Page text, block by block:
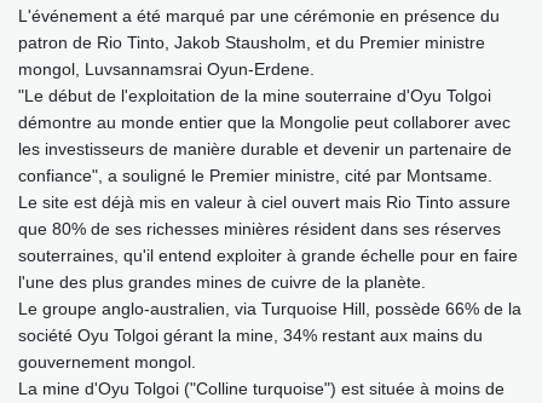
L'événement a été marqué par une cérémonie en présence du
patron de Rio Tinto, Jakob Stausholm, et du Premier ministre
mongol, Luvsannamsrai Oyun-Erdene.
"Le début de l'exploitation de la mine souterraine d'Oyu Tolgoi
démontre au monde entier que la Mongolie peut collaborer avec
les investisseurs de manière durable et devenir un partenaire de
confiance", a souligné le Premier ministre, cité par Montsame.
Le site est déjà mis en valeur à ciel ouvert mais Rio Tinto assure
que 80% de ses richesses minières résident dans ses réserves
souterraines, qu'il entend exploiter à grande échelle pour en faire
l'une des plus grandes mines de cuivre de la planète.
Le groupe anglo-australien, via Turquoise Hill, possède 66% de la
société Oyu Tolgoi gérant la mine, 34% restant aux mains du
gouvernement mongol.
La mine d'Oyu Tolgoi ("Colline turquoise") est située à moins de